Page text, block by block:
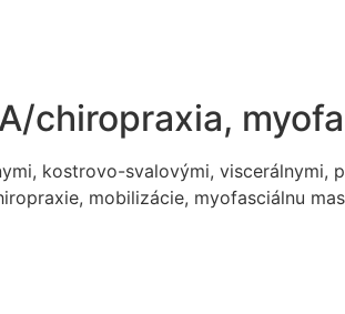
chiropraxia,
kostrovo-svalovými, viscerálnymi,
mobilizácie, myofasciálnu